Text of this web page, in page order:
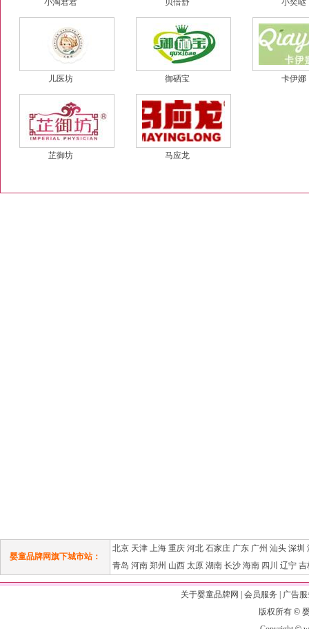
小淘君君 贝倍舒 小奕哒
儿医坊 御硒宝 卡伊娜
芷御坊 马应龙
婴童品牌网旗下城市站：
北京 天津 上海 重庆 河北 石家庄 广东 广州 汕头 深圳
青岛 河南 郑州 山西 太原 湖南 长沙 海南 四川 辽宁 吉
关于婴童品牌网 会员服务
广告
版权所有 ©